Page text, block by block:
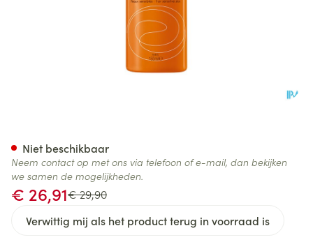
Adviesprijs
€ 29,90
Promotie prijs
€ 26,91
Verwittig mij als het product terug in voorraad is
Niet beschikbaar
Neem contact op met ons via telefoon of e-mail, dan bekijken
we samen de mogelijkheden.